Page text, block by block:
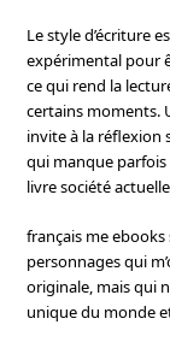
Le style d’écriture
expérimental pour
ce qui rend la
certains moments.
invite à la réflexion
qui manque
livre société
français me ebooks
personnages qui
originale, mais qui
unique du monde